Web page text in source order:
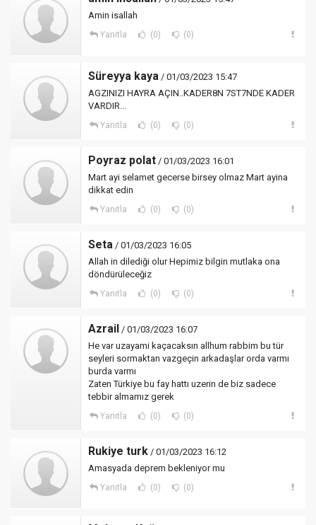
Amin isallah
Yanıtla (0) (0)
Süreyya kaya / 01/03/2023 15:47
AGZINIZI HAYRA AÇIN..KADER8N 7ST7NDE KADER
VARDIR...
Yanıtla (0) (0)
Poyraz polat / 01/03/2023 16:01
Mart ayi selamet gecerse birsey olmaz Mart ayina
dikkat edin
Yanıtla (0) (0)
Seta / 01/03/2023 16:05
Allah in dilediği olur Hepimiz bilgin mutlaka ona
döndürüleceğiz
Yanıtla (0) (0)
Azrail / 01/03/2023 16:07
He var uzayami kaçacaksın allhum rabbim bu tür
seyleri sormaktan vazgeçin arkadaşlar orda varmı
burda varmı
Zaten Türkiye bu fay hattı uzerin de biz sadece
tebbir almamız gerek
Yanıtla (0) (0)
Rukiye turk / 01/03/2023 16:12
Amasyada deprem bekleniyor mu
Yanıtla (0) (0)